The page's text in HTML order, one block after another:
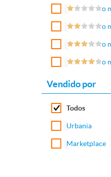
o
o
o
o
Vendido por
Todos
Urbania
Marketplace